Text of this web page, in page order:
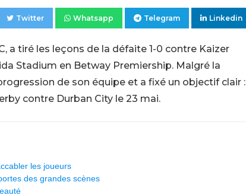
Twitter Whatsapp Telegram Linkedin
a tiré les leçons de la défaite 1-0 contre Kaizer
Stadium en Betway Premiership. Malgré la
de son équipe et a fixé un objectif clair :
contre Durban City le 23 mai.
les joueurs
des grandes scènes